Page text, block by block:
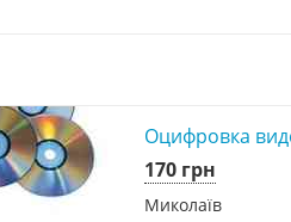
Оцифровка
170 грн
Миколаїв